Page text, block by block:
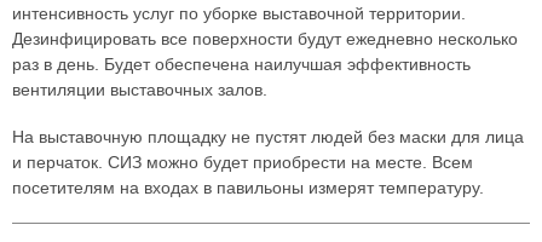
интенсивность услуг по уборке выставочной территории.
Дезинфицировать все поверхности будут ежедневно несколько
раз в день. Будет обеспечена наилучшая эффективность
вентиляции выставочных залов.
На выставочную площадку не пустят людей без маски для лица
и перчаток. СИЗ можно будет приобрести на месте. Всем
посетителям на входах в павильоны измерят температуру.